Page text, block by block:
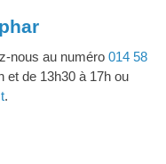
nous au numéro 014 58
et de 13h30 à 17h ou
.